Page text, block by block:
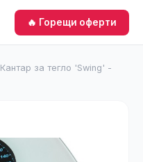
🔥 Горещи оферти
Кантар за тегло 'Swing' -